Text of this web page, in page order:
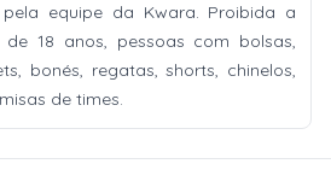
equipe da Kwara. Proibida a
18 anos, pessoas com bolsas,
bonés, regatas, shorts, chinelos,
de times.